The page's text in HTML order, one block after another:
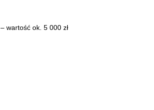
– wartość ok. 5 000 zł